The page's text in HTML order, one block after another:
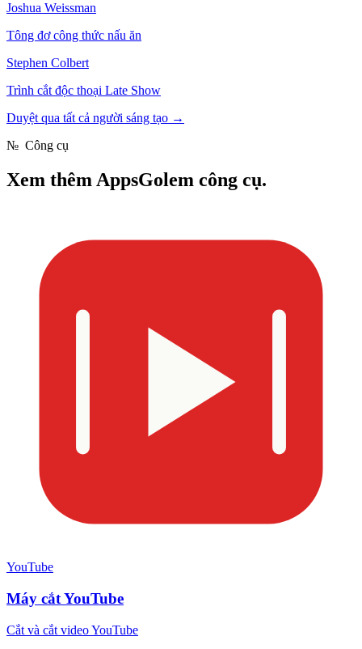
Joshua Weissman
Tông đơ công thức nấu ăn
Stephen Colbert
Trình cắt độc thoại Late Show
Duyệt qua tất cả người sáng tạo →
№ Công cụ
Xem thêmAppsGolem công cụ.
YouTube
Máy cắt YouTube
Cắt và cắt video YouTube